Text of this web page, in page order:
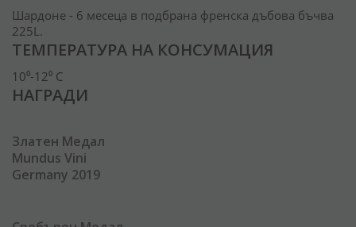
Шардоне - 6 месеца в подбрана френска дъбова бъчва
225L.
ТЕМПЕРАТУРА НА КОНСУМАЦИЯ
10⁰-12⁰ C
НАГРАДИ
Златен Медал
Mundus Vini
Germany 2019